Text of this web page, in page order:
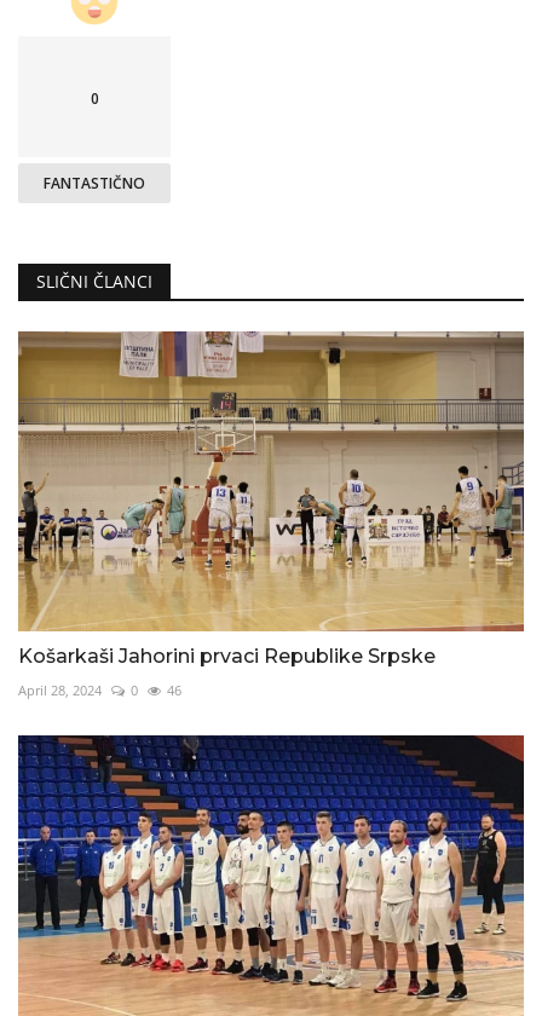
0
FANTASTIČNO
SLIČNI ČLANCI
Košarkaši Jahorini prvaci Republike Srpske
April 28, 2024 0 46